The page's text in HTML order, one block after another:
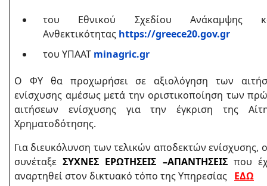
του Εθνικού Σχεδίου Ανάκαμψης
Ανθεκτικότητας https://greece20.gov.gr
του ΥΠΑΑΤ minagric.gr
Ο ΦΥ θα προχωρήσει σε αξιολόγηση των
ενίσχυσης αμέσως μετά την οριστικοποίηση των
αιτήσεων ενίσχυσης για την έγκριση της
Χρηματοδότησης.
Για διευκόλυνση των τελικών αποδεκτών ενίσχυσης,
συνέταξεΣΥΧΝΕΣ ΕΡΩΤΗΣΕΙΣ –ΑΠΑΝΤΗΣΕΙΣπου
αναρτηθεί στον δικτυακό τόπο της Υπηρεσίας ΕΔΩ